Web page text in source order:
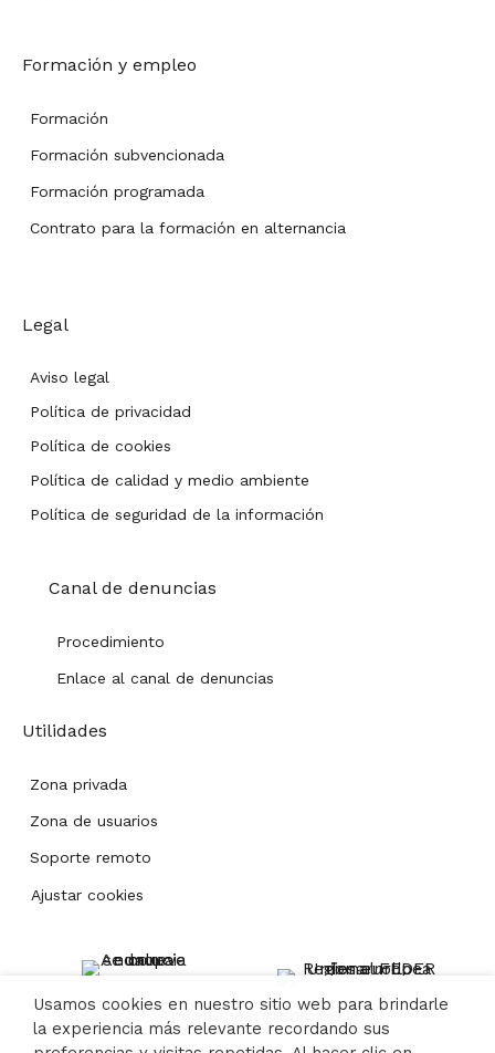
Formación y empleo
Formación
Formación subvencionada
Formación programada
Contrato para la formación en alternancia
Legal
Aviso legal
Política de privacidad
Política de cookies
Política de calidad y medio ambiente
Política de seguridad de la información
Canal de denuncias
Procedimiento
Enlace al canal de denuncias
Utilidades
Zona privada
Zona de usuarios
Soporte remoto
Ajustar cookies
Usamos cookies en nuestro sitio web para brindarle
la experiencia más relevante recordando sus